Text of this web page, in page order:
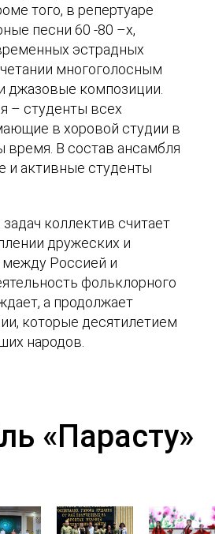
того, в репертуаре
песни 60 -80 –х,
эстрадных
многоголосным
джазовые композиции.
– студенты всех
в хоровой студии в
время. В состав ансамбля
и активные студенты
коллектив считает
дружеских и
между Россией и
фольклорного
а продолжает
которые десятилетием
народов.
«Парасту»